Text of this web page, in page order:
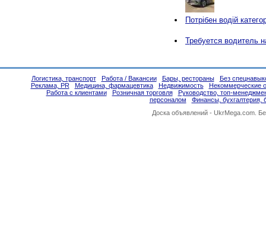
Потрібен водій
Требуется водитель
Логистика, транспорт Работа / Вакансии Бары, рестораны
Без
Реклама, PR
Медицина, фармацевтика Недвижимость
Некоммерческие
Работа с клиентами
Розничная торговля
Руководство, топ-
персоналом
Финансы, бухгалтерия,
Доска объявлений - UkrMega.com.